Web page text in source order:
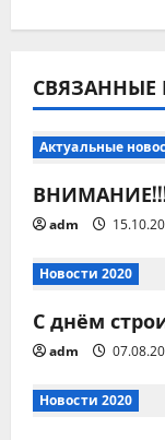
г
а
ц
и
я
п
о
з
а
СВЯЗАННЫЕ
Актуальные
adm
Новости 2020
С днём
adm
Новости 2020